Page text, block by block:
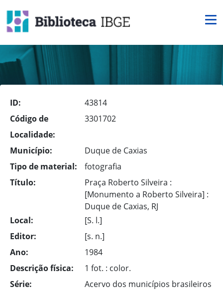
ID:
43814
Código de
Localidade:
3301702
Município:
Duque de Caxias
Tipo de material:
fotografia
Título:
Praça Roberto Silveira :
[Monumento a Roberto Silveira] :
Duque de Caxias, RJ
Local:
[S. l.]
Editor:
[s. n.]
Ano:
1984
Descrição física:
1 fot. : color.
Série:
Acervo dos municípios brasileiros